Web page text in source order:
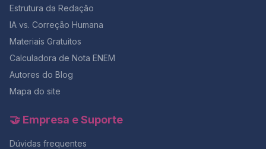
Estrutura da Redação
IA vs. Correção Humana
Materiais Gratuitos
Calculadora de Nota ENEM
Autores do Blog
Mapa do site
🤝 Empresa e Suporte
Dúvidas frequentes